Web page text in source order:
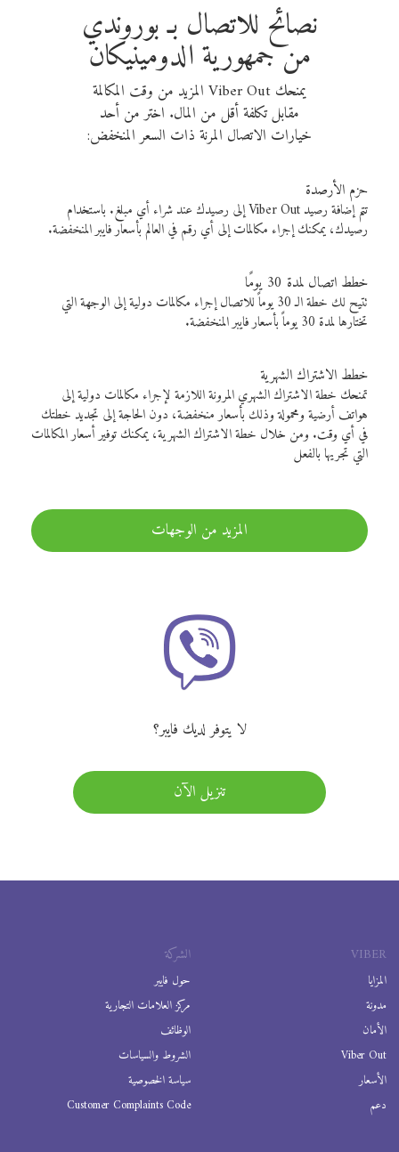
نصائح للاتصال بـ بوروندي
من جمهورية الدومينيكان
يمنحك Viber Out المزيد من وقت المكالمة
مقابل تكلفة أقل من المال. اختر من أحد
خيارات الاتصال المرنة ذات السعر المنخفض:
حزم الأرصدة
تتم إضافة رصيد Viber Out إلى رصيدك عند شراء أي مبلغ. باستخدام
رصيدك، يمكنك إجراء مكالمات إلى أي رقم في العالم بأسعار فايبر المنخفضة.
خطط اتصال لمدة 30 يومًا
تتيح لك خطة الـ 30 يوماً للاتصال إجراء مكالمات دولية إلى الوجهة التي
تختارها لمدة 30 يوماً بأسعار فايبر المنخفضة.
خطط الاشتراك الشهرية
تمنحك خطة الاشتراك الشهري المرونة اللازمة لإجراء مكالمات دولية إلى
هواتف أرضية ومحمولة وذلك بأسعار منخفضة، دون الحاجة إلى تجديد خطتك
في أي وقت. ومن خلال خطة الاشتراك الشهرية، يمكنك توفير أسعار المكالمات
التي تجريها بالفعل
المزيد من الوجهات
لا يتوفر لديك فايبر؟
تنزيل الآن
VIBER
المزايا
مدونة
الأمان
Viber Out
الأسعار
دعم
الشركة
حول فايبر
مركز العلامات التجارية
الوظائف
الشروط والسياسات
سياسة الخصوصية
Customer Complaints Code